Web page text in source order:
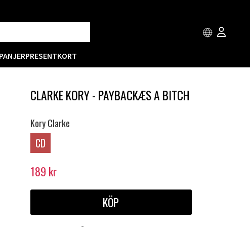
PRESENTKORT
CLARKE KORY - PAYBACKÆS A BITCH
Kory Clarke
CD
189 kr
KÖP